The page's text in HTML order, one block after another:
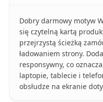
Dobry darmowy motyw
się czytelną kartą
przejrzystą ścieżką
ładowaniem strony.
responsywny, co
laptopie, tablecie i
obsłudze na ekranie